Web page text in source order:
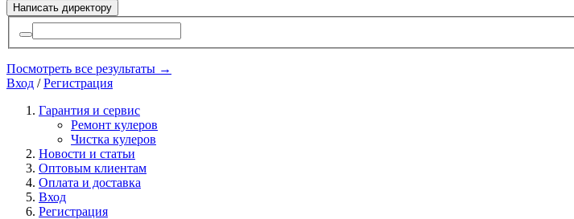
Написать директору
Посмотреть все результаты →
Вход /Регистрация
Гарантия и сервис
Ремонт кулеров
Чистка кулеров
Новости и статьи
Оптовым клиентам
Оплата и доставка
Вход
Регистрация